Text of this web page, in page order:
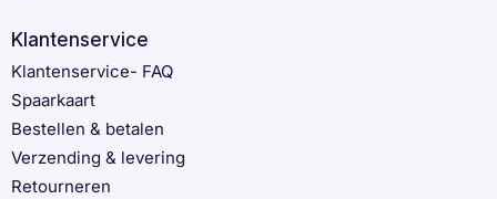
Klantenservice
Klantenservice- FAQ
Spaarkaart
Bestellen & betalen
Verzending & levering
Retourneren